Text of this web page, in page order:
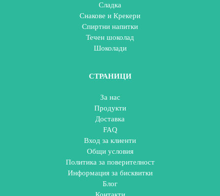
Сладка
Снакове и Крекери
Спиртни напитки
Течен шоколад
Шоколади
СТРАНИЦИ
За нас
Продукти
Доставка
FAQ
Вход за клиенти
Общи условия
Политика за поверителност
Информация за бисквитки
Блог
Контакти